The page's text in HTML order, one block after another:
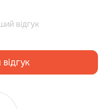
відгук